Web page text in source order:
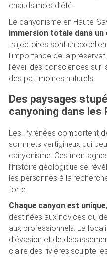
chauds mois d’été.
Le canyonisme en Haute-
immersion totale dans un
trajectoires sont un
l’importance de la
l’éveil des consciences sur
des patrimoines naturels.
Des paysages
canyoning dans les
Les Pyrénées comportent
sommets vertigineux qui
canyonisme. Ces
l’histoire géologique se
les personnes à la
forte.
Chaque canyon est unique
destinées aux novices ou
aux professionnels. La
d’évasion et de
claire des rivières sculpte